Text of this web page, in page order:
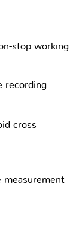
stop working
recording
cross
measurement